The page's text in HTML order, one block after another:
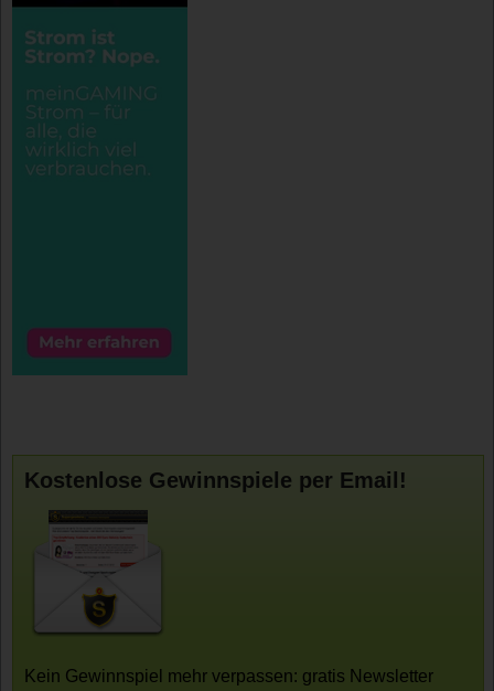
Kostenlose Gewinnspiele per Email!
Kein Gewinnspiel mehr verpassen: gratis Newsletter